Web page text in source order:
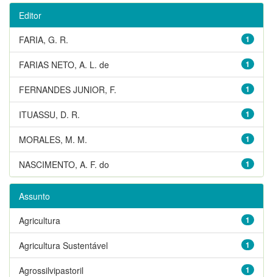
Editor
1
FARIA, G. R.
1
FARIAS NETO, A. L. de
1
FERNANDES JUNIOR, F.
1
ITUASSU, D. R.
1
MORALES, M. M.
1
NASCIMENTO, A. F. do
Assunto
1
Agricultura
1
Agricultura Sustentável
1
Agrossilvipastoril